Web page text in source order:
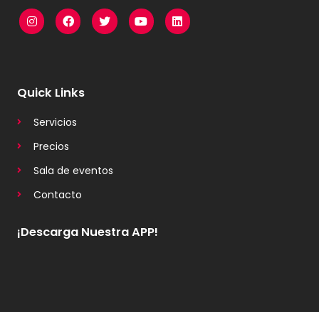
Quick Links
Servicios
Precios
Sala de eventos
Contacto
¡Descarga Nuestra APP!